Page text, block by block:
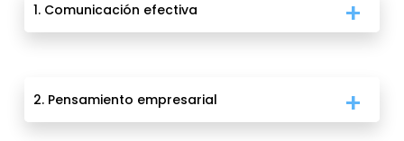
1. Comunicación efectiva
2. Pensamiento empresarial